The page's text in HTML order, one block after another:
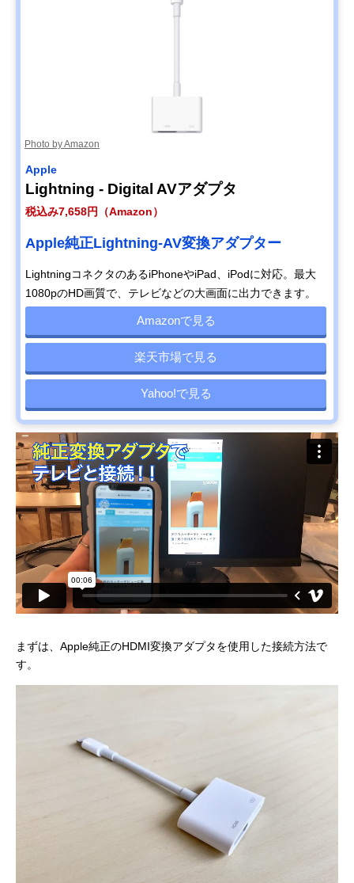
Photo by Amazon
Apple
Lightning - Digital AVアダプタ
税込み7,658円（Amazon）
Apple純正Lightning-AV変換アダプター
LightningコネクタのあるiPhoneやiPad、iPodに対応。最大
1080pのHD画質で、テレビなどの大画面に出力できます。
Amazonで見る
楽天市場で見る
Yahoo!で見る
まずは、Apple純正のHDMI変換アダプタを使用した接続方法で
す。